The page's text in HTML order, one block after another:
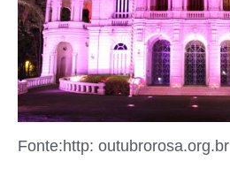
Fonte:http: outubrorosa.org.br